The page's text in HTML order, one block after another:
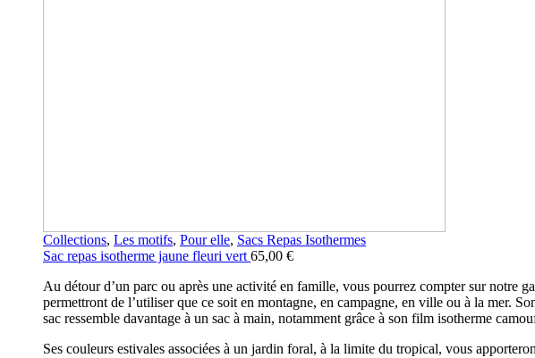
Collections, Les motifs, Pour elle, Sacs Repas Isothermes
Sac repas isotherme jaune fleuri vert 65,00 €
Au détour d’un parc ou après une activité en famille, vous pourrez compter sur notre
permettront de l’utiliser que ce soit en montagne, en campagne, en ville ou à la mer.
sac ressemble davantage à un sac à main, notamment grâce à son film isotherme
Ses couleurs estivales associées à un jardin foral, à la limite du tropical, vous